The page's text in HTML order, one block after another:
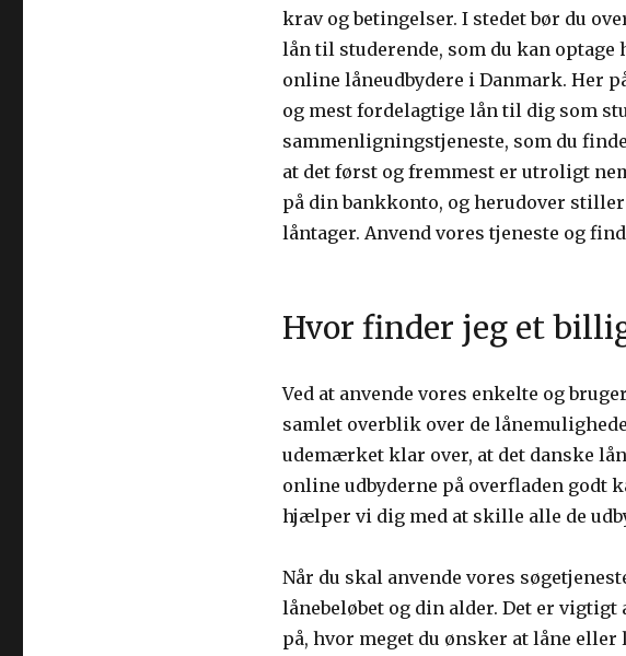
krav og betingelser. I stedet bør du
lån til studerende, som du kan optage
online låneudbydere i Danmark. Her
og mest fordelagtige lån til dig som
sammenligningstjeneste, som du
at det først og fremmest er utroligt
på din bankkonto, og herudover
låntager. Anvend vores tjeneste og
Hvor finder jeg et
Ved at anvende vores enkelte og
samlet overblik over de
udemærket klar over, at det danske
online udbyderne på overfladen godt
hjælper vi dig med at skille alle de
Når du skal anvende vores
lånebeløbet og din alder. Det er
på, hvor meget du ønsker at låne